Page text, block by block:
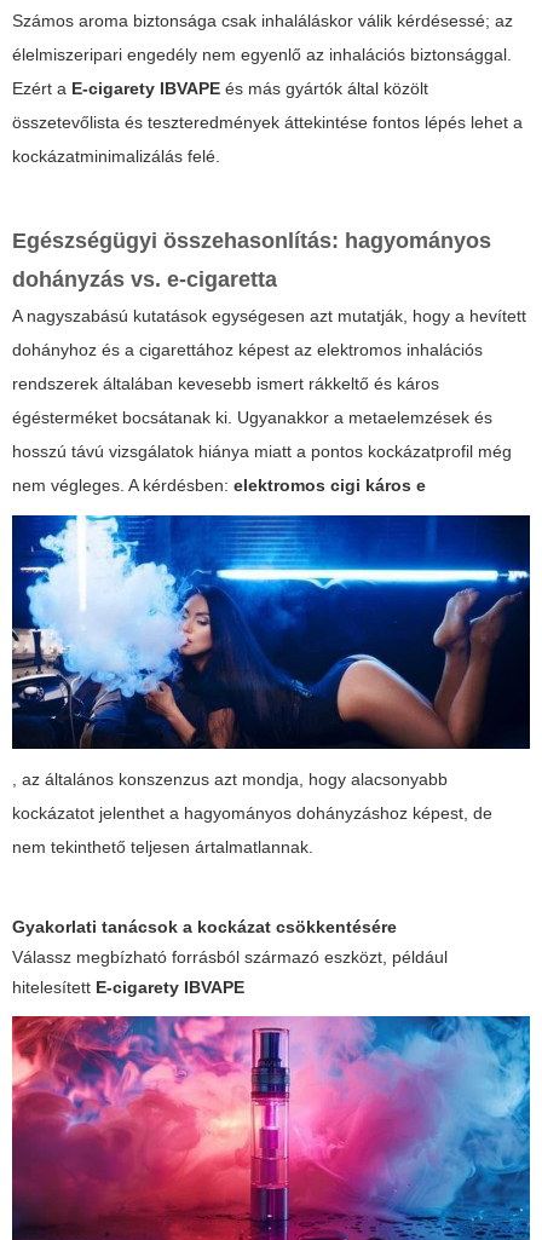
Számos aroma biztonsága csak inhaláláskor válik kérdésessé; az
élelmiszeripari engedély nem egyenlő az inhalációs biztonsággal.
Ezért a E-cigarety IBVAPE és más gyártók által közölt
összetevőlista és teszteredmények áttekintése fontos lépés lehet a
kockázatminimalizálás felé.
Egészségügyi összehasonlítás: hagyományos
dohányzás vs. e-cigaretta
A nagyszabású kutatások egységesen azt mutatják, hogy a hevített
dohányhoz és a cigarettához képest az elektromos inhalációs
rendszerek általában kevesebb ismert rákkeltő és káros
égésterméket bocsátanak ki. Ugyanakkor a metaelemzések és
hosszú távú vizsgálatok hiánya miatt a pontos kockázatprofil még
nem végleges. A kérdésben: elektromos cigi káros e
, az általános konszenzus azt mondja, hogy alacsonyabb
kockázatot jelenthet a hagyományos dohányzáshoz képest, de
nem tekinthető teljesen ártalmatlannak.
Gyakorlati tanácsok a kockázat csökkentésére
Válassz megbízható forrásból származó eszközt, például
hitelesített E-cigarety IBVAPE